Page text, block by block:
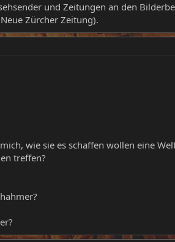
und Zeitungen an den
Zürcher Zeitung).
wie sie es schaffen wollen eine
treffen?